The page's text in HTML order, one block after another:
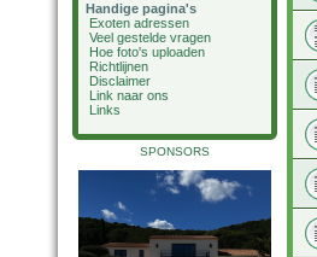
Handige pagina's
Exoten adressen
Veel gestelde vragen
Hoe foto's uploaden
Richtlijnen
Disclaimer
Link naar ons
Links
SPONSORS